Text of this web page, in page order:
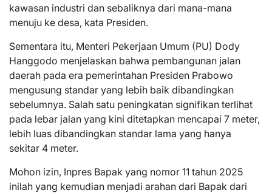
kawasan industri dan sebaliknya dari mana-mana
menuju ke desa, kata Presiden.
Sementara itu, Menteri Pekerjaan Umum (PU) Dody
Hanggodo menjelaskan bahwa pembangunan jalan
daerah pada era pemerintahan Presiden Prabowo
mengusung standar yang lebih baik dibandingkan
sebelumnya. Salah satu peningkatan signifikan terlihat
pada lebar jalan yang kini ditetapkan mencapai 7 meter,
lebih luas dibandingkan standar lama yang hanya
sekitar 4 meter.
Mohon izin, Inpres Bapak yang nomor 11 tahun 2025
inilah yang kemudian menjadi arahan dari Bapak dari